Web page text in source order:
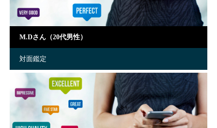
M.Dさん（20代男性）
対面鑑定